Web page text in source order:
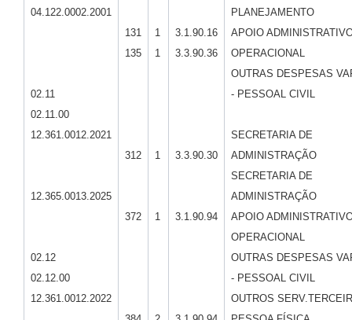
04.122.0002.2001
02.11
02.11.00
12.361.0012.2021
12.365.0013.2025
02.12
02.12.00
12.361.0012.2022
131
135
312
372
1
1
1
1
3.1.90.16
3.3.90.36
3.3.90.30
3.1.90.94
PLANEJAMENTO
APOIO
OPERACIONAL
OUTRAS DESPESAS
- PESSOAL CIVIL
SECRETARIA DE
ADMINISTRAÇÃO
SECRETARIA DE
ADMINISTRAÇÃO
APOIO
OPERACIONAL
OUTRAS DESPESAS
- PESSOAL CIVIL
OUTROS